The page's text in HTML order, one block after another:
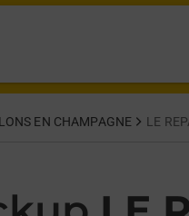
EN CHAMPAGNE LE
LEON BOURGEOIS